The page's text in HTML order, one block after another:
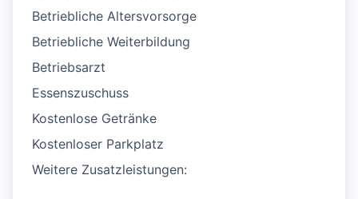
Betriebliche Altersvorsorge
Betriebliche Weiterbildung
Betriebsarzt
Essenszuschuss
Kostenlose Getränke
Kostenloser Parkplatz
Weitere Zusatzleistungen: